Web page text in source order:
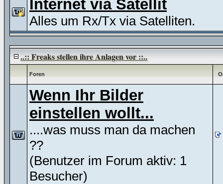
Internet via Satellit
Alles um Rx/Tx via Satelliten.
..:: Freaks stellen ihre Anlagen vor ::..
Foren
Wenn Ihr Bilder
einstellen wollt...
....was muss man da machen
??
(Benutzer im Forum aktiv: 1
Besucher)